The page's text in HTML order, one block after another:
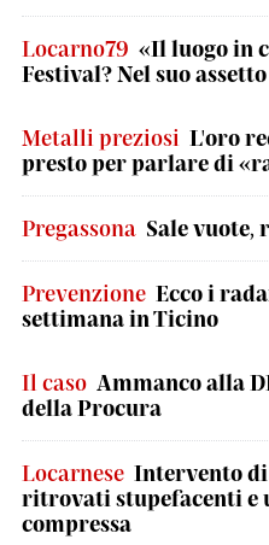
Locarno79 «Il luogo in
Festival? Nel suo
Metalli preziosi L'oro
presto per parlare di
Pregassona Sale vuote,
Prevenzione Ecco i
settimana in Ticino
Il caso Ammanco alla
della Procura
Locarnese Intervento
ritrovati stupefacenti e
compressa